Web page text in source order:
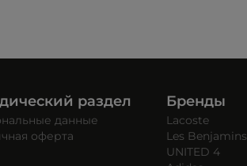
раздел
данные
оферта
Бренды
Lacoste
Les Benjamins
UNITED 4